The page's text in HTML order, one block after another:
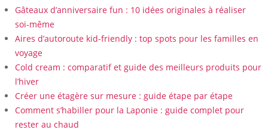
Gâteaux d’anniversaire fun : 10 idées originales à réaliser
soi-même
Aires d’autoroute kid-friendly : top spots pour les familles en
voyage
Cold cream : comparatif et guide des meilleurs produits pour
l’hiver
Créer une étagère sur mesure : guide étape par étape
Comment s’habiller pour la Laponie : guide complet pour
rester au chaud